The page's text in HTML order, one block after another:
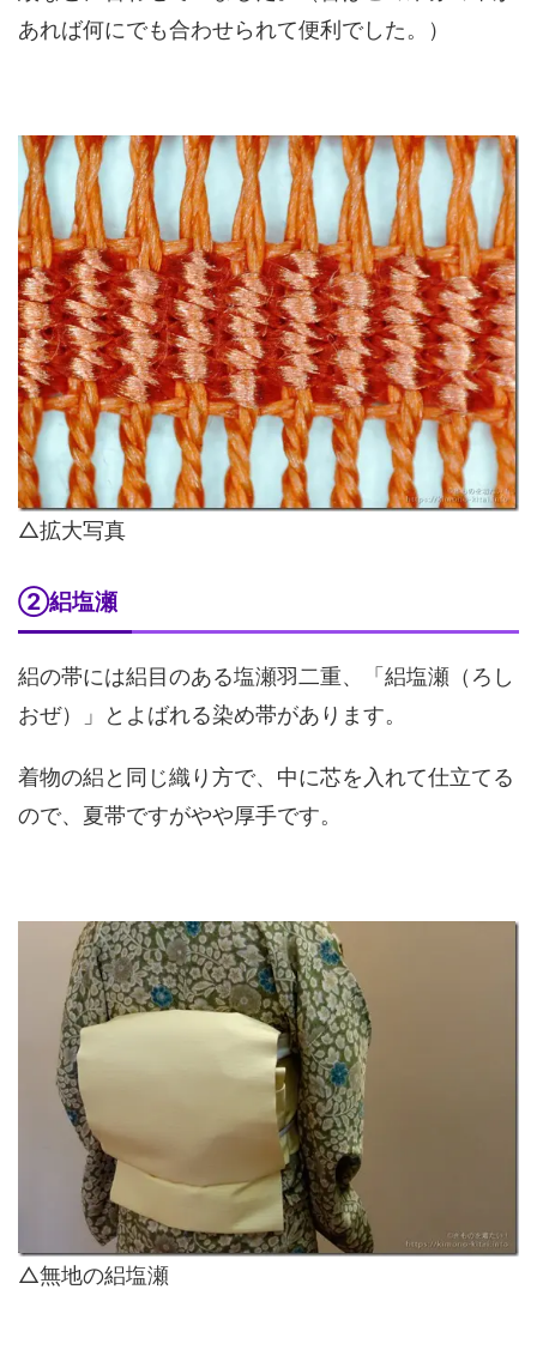
あれば何にでも合わせられて便利でした。）
△拡大写真
②絽塩瀬
絽の帯には絽目のある塩瀬羽二重、「絽塩瀬（ろし
おぜ）」とよばれる染め帯があります。
着物の絽と同じ織り方で、中に芯を入れて仕立てる
ので、夏帯ですがやや厚手です。
△無地の絽塩瀬